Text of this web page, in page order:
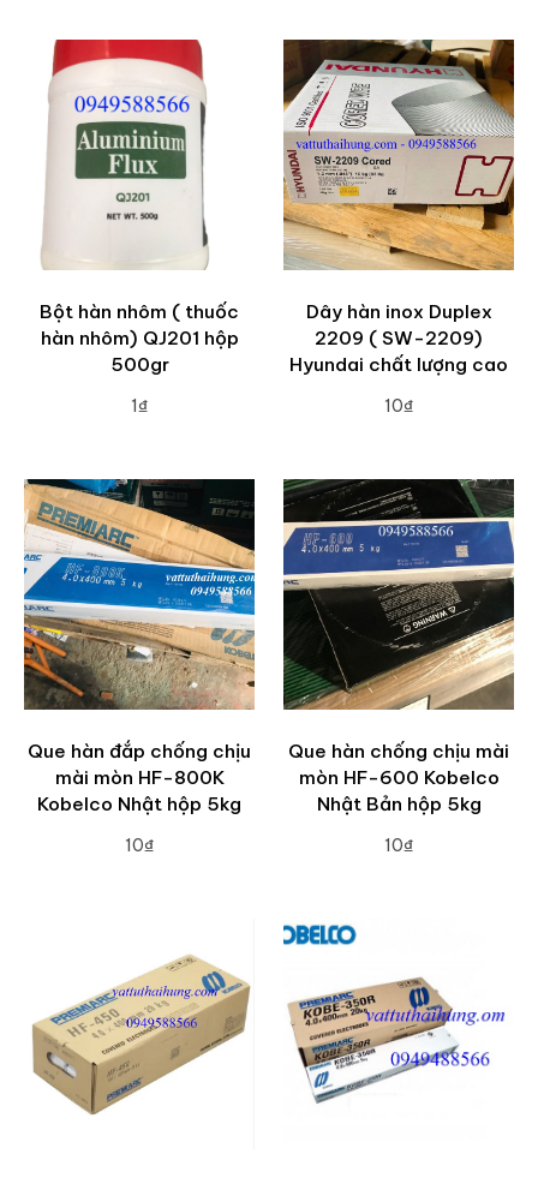
Bột hàn nhôm ( thuốc
hàn nhôm) QJ201 hộp
500gr
1₫
Dây hàn inox Duplex
2209 ( SW-2209)
Hyundai chất lượng cao
10₫
Que hàn đắp chống chịu
mài mòn HF-800K
Kobelco Nhật hộp 5kg
10₫
Que hàn chống chịu mài
mòn HF-600 Kobelco
Nhật Bản hộp 5kg
10₫